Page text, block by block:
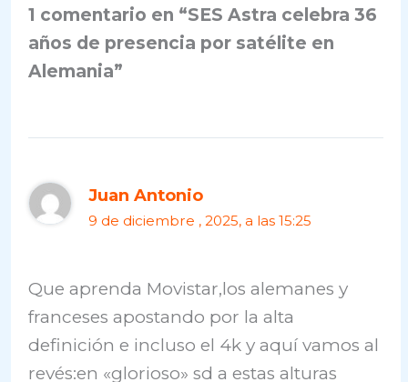
1 comentario en “SES Astra celebra 36
años de presencia por satélite en
Alemania”
Juan Antonio
9 de diciembre , 2025, a las 15:25
Que aprenda Movistar,los alemanes y
franceses apostando por la alta
definición e incluso el 4k y aquí vamos al
revés:en «glorioso» sd a estas alturas